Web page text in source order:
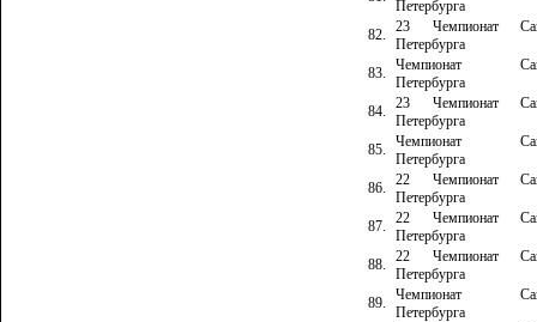
Петербурга
82.
23 Чемпионат
Петербурга
83.
Чемпионат
Петербурга
84.
23 Чемпионат
Петербурга
85.
Чемпионат
Петербурга
86.
22 Чемпионат
Петербурга
87.
22 Чемпионат
Петербурга
88.
22 Чемпионат
Петербурга
89.
Чемпионат
Петербурга